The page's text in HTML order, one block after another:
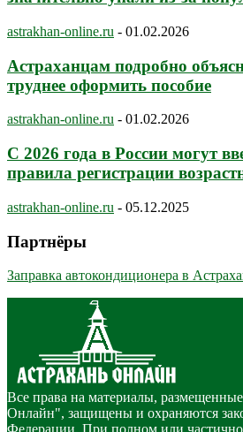
astrakhan-online.ru - 01.02.2026
Астраханцам подробно
труднее оформить пособие
astrakhan-online.ru - 01.02.2026
С 2026 года в России могут
правила регистрации
astrakhan-online.ru - 05.12.2025
Партнёры
Заправка автокондиционера в
Все права на материалы,
Онлайн", защищены и охраняются